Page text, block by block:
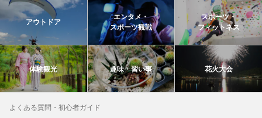
アウトドア
エンタメ・
スポーツ観戦
スポーツ・
フィットネス
体験観光 趣味・習い事 花火大会
よくある質問・初心者ガイド